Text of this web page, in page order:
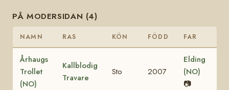
PÅ MODERSIDAN (4)
NAMN RAS KÖN FÖDD FAR
Århaugs
Trollet
(NO)
Kallblodig
Travare
Sto 2007
Elding
(NO)
📷